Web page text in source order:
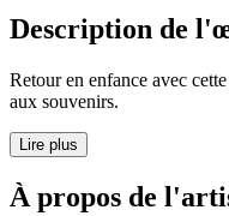
Description de
Retour en enfance avec
aux souvenirs.
Lire plus
À propos de